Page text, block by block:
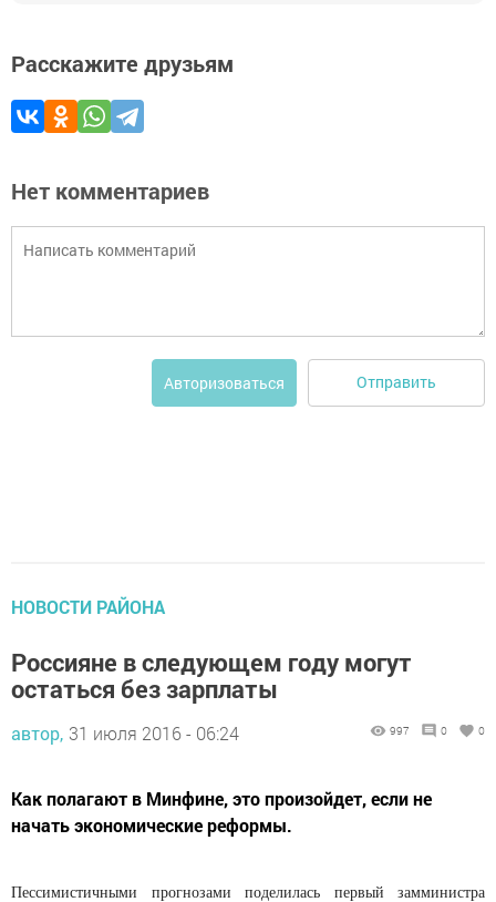
Расскажите друзьям
Нет комментариев
Авторизоваться Отправить
НОВОСТИ РАЙОНА
Россияне в следующем году могут
остаться без зарплаты
автор, 31 июля 2016 - 06:24 997 0 0
Как полагают в Минфине, это произойдет, если не
начать экономические реформы.
Пессимистичными прогнозами поделилась первый замминистра